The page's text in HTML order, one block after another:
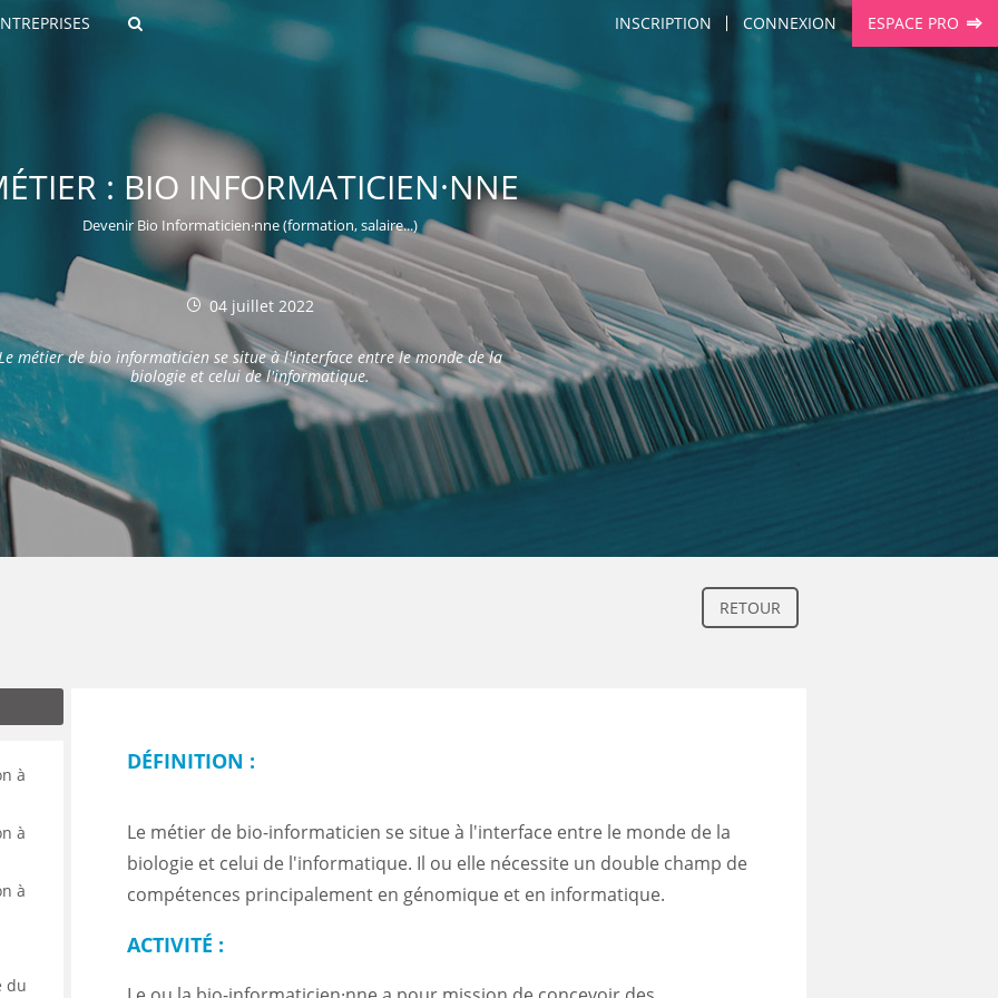
NUMÉRIQUES
INSCRIPTION CONNEXION ESPACE PRO
RETOUR
: BIO INFORMATICIEN·NNE
Devenir Bio Informaticien·nne (formation, salaire...)
04 juillet 2022
Le métier de bio informaticien se situe à l'interface entre le monde de la
biologie et celui de l'informatique.
DÉFINITION :
Le métier de bio-informaticien se situe à l'interface entre le monde de la
biologie et celui de l'informatique. Il ou elle nécessite un double champ de
compétences principalement en génomique et en informatique.
ACTIVITÉ :
à
à
à
du